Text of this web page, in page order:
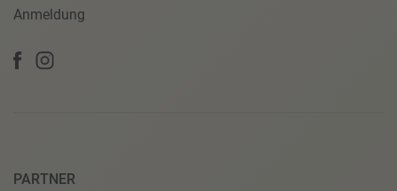
Anmeldung
PARTNER